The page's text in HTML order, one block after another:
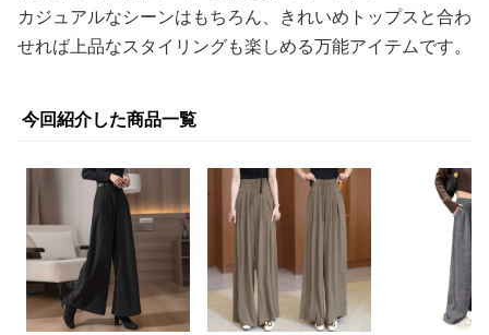
カジュアルなシーンはもちろん、きれいめトップスと合わ
せれば上品なスタイリングも楽しめる万能アイテムです。
今回紹介した商品一覧